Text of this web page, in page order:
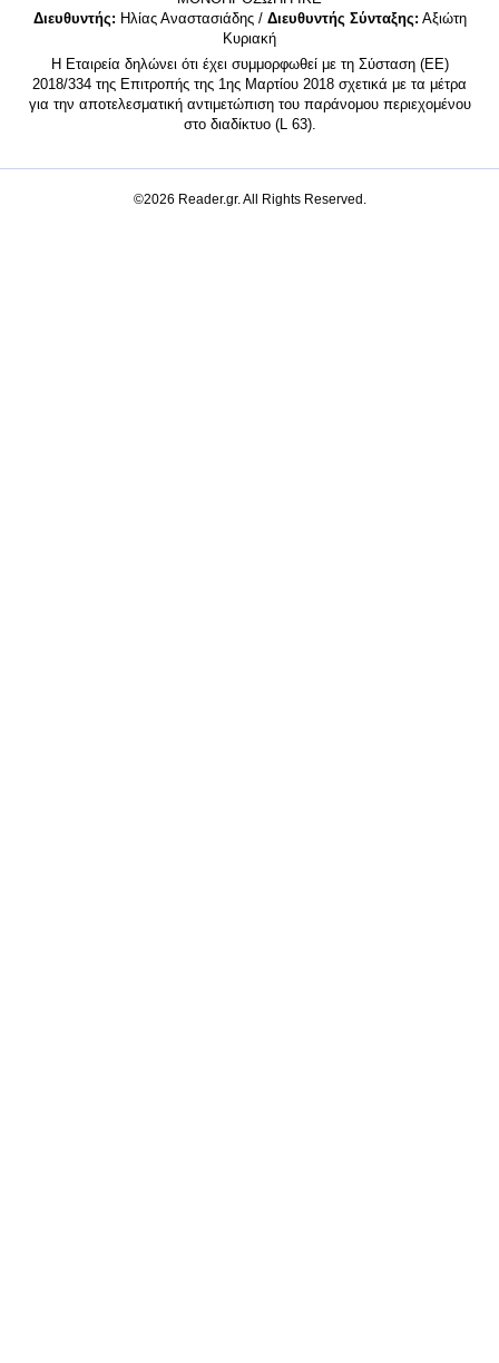
Διευθυντής: Ηλίας Αναστασιάδης / Διευθυντής Σύνταξης: Αξιώτη
Κυριακή
Η Εταιρεία δηλώνει ότι έχει συμμορφωθεί με τη Σύσταση (ΕΕ)
2018/334 της Επιτροπής της 1ης Μαρτίου 2018 σχετικά με τα μέτρα
για την αποτελεσματική αντιμετώπιση του παράνομου περιεχομένου
στο διαδίκτυο (L 63).
©2026 Reader.gr. All Rights Reserved.